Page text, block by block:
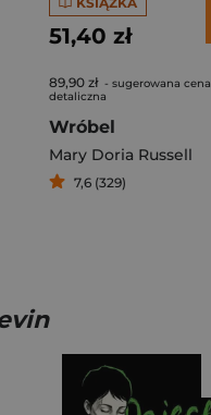
51,40 zł
89,90 zł - sugerowana cena
detaliczna
Wróbel
Mary Doria Russell
7,6 (329)